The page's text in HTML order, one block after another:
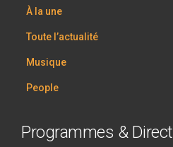
À la une
Toute l’actualité
Musique
People
Programmes & Direct